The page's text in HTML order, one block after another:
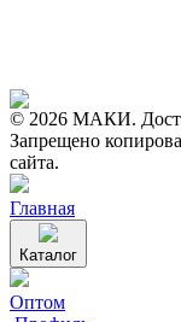
© 2026 МАКИ.
Запрещено
сайта.
Главная
Каталог
Оптом